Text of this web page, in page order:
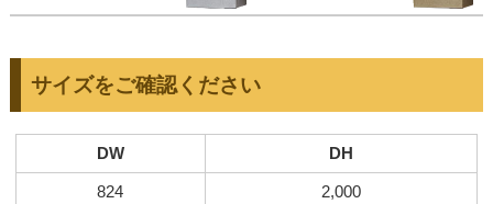
サイズをご確認ください
DW DH
824 2,000